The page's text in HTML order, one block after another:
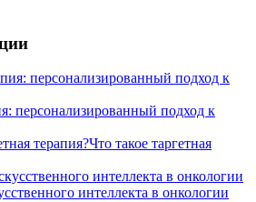
персонализированный подход к
Что такое таргетная
интеллекта в онкологии